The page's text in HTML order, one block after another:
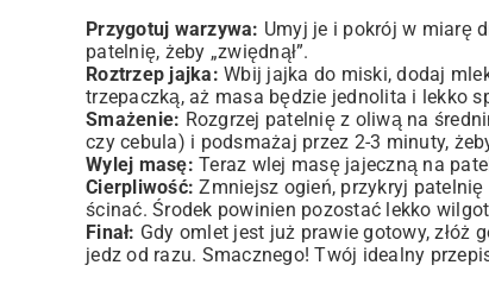
Przygotuj warzywa: Umyj je i pokrój w miarę
patelnię, żeby „zwiędnął”.
Roztrzep jajka: Wbij jajka do miski, dodaj
trzepaczką, aż masa będzie jednolita i lekko
Smażenie: Rozgrzej patelnię z oliwą na
czy cebula) i podsmażaj przez 2-3 minuty,
Wylej masę: Teraz wlej masę jajeczną na
Cierpliwość: Zmniejsz ogień, przykryj
ścinać. Środek powinien pozostać lekko
Finał: Gdy omlet jest już prawie gotowy, złóż
jedz od razu. Smacznego! Twój idealny